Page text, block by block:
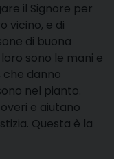
il Signore per
vicino, e di
di buona
sono le mani e
che danno
nel pianto.
e aiutano
Questa è la